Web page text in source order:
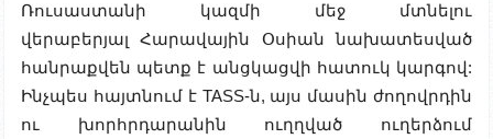
Ռուսաստանի կազմի մեջ մտնելու
վերաբերյալ
Հարավային Օսիան նախատեսված
հանրաքվեն պետք է անցկացվի հատուկ կարգով:
Ինչպես հայտնում է TASS-ն, այս մասին ժողովրդին
ու խորհրդարանին ուղղված ուղերձում